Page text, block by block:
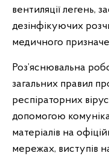
вентиляції легень,
дезінфікуючих
медичного
Роз’яснювальна
загальних правил
респіраторних
допомогою
матеріалів на
мережах, виступів